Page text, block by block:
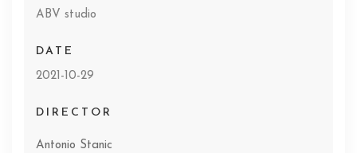
ABV studio
DATE
2021-10-29
DIRECTOR
Antonio Stanic